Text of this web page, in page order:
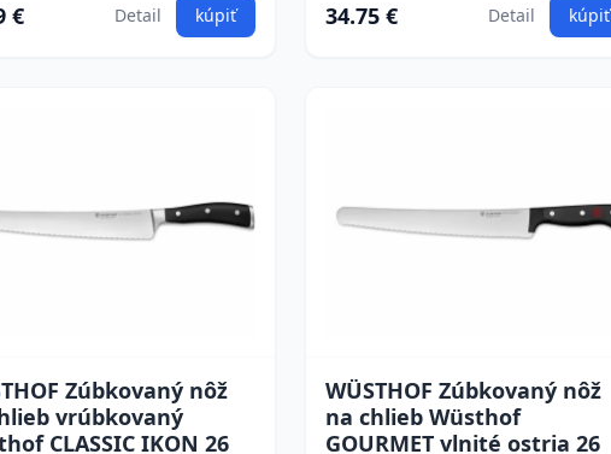
€ Detail kúpiť 34.75 € Detail kúpiť
Zúbkovaný nôž
vrúbkovaný
CLASSIC IKON 26
WÜSTHOF Zúbkovaný nôž
na chlieb Wüsthof
GOURMET vlnité ostria 26